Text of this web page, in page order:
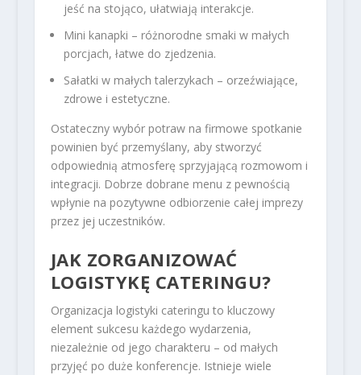
jeść na stojąco, ułatwiają interakcje.
Mini kanapki – różnorodne smaki w małych
porcjach, łatwe do zjedzenia.
Sałatki w małych talerzykach – orzeźwiające,
zdrowe i estetyczne.
Ostateczny wybór potraw na firmowe spotkanie
powinien być przemyślany, aby stworzyć
odpowiednią atmosferę sprzyjającą rozmowom i
integracji. Dobrze dobrane menu z pewnością
wpłynie na pozytywne odbiorzenie całej imprezy
przez jej uczestników.
JAK ZORGANIZOWAĆ
LOGISTYKĘ CATERINGU?
Organizacja logistyki cateringu to kluczowy
element sukcesu każdego wydarzenia,
niezależnie od jego charakteru – od małych
przyjęć po duże konferencje. Istnieje wiele